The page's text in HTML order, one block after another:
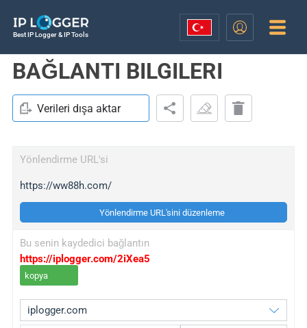
Best IP Logger & IP Tools
BAĞLANTI BILGILERI
Verileri dışa aktar
Yönlendirme URL'si
https://ww88h.com/
Yönlendirme URL'sini düzenleme
Bu senin kaydedici bağlantın
https://iplogger.com/2iXea5
kopya